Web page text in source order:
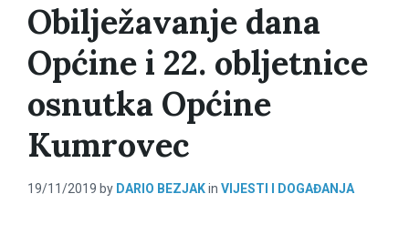
Obilježavanje dana
Općine i 22. obljetnice
osnutka Općine
Kumrovec
19/11/2019 by DARIO BEZJAKin VIJESTI I DOGAĐANJA